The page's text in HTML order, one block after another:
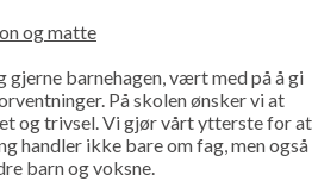
og matte
gjerne barnehagen, vært med på å gi
På skolen ønsker vi at
og trivsel. Vi gjør vårt ytterste for at
ikke bare om fag, men også
barn og voksne.